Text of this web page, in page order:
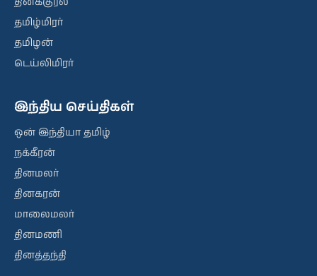
தமிழ்மிரர்
தமிழன்
டெய்லிமிரர்
இந்திய செய்திகள்
ஒன் இந்தியா தமிழ்
நக்கீரன்
தினமலர்
தினகரன்
மாலைமலர்
தினமணி
தினத்தந்தி